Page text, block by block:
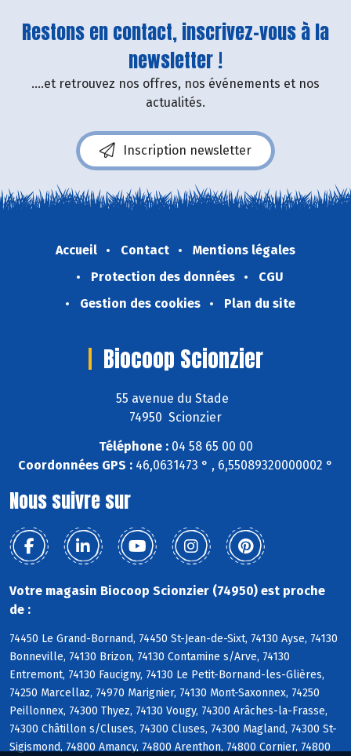
Restons en contact, inscrivez-vous à la
newsletter !
....et retrouvez nos offres, nos événements et nos
actualités.
Inscription newsletter
Accueil Contact
Mentions légales
Protection des données
CGU
Gestion des cookies
Plan du site
Biocoop Scionzier
55 avenue du Stade
74950 Scionzier
Téléphone :04 58 65 00 00
Coordonnées GPS : 46,0631473 ° , 6,55089320000002 °
Nous suivre sur
Votre magasin Biocoop Scionzier (74950) est proche
de :
74450 Le Grand-Bornand, 74450 St-Jean-de-Sixt, 74130 Ayse, 74130
Bonneville, 74130 Brizon, 74130 Contamine s/Arve, 74130
Entremont, 74130 Faucigny, 74130 Le Petit-Bornand-les-Glières,
74250 Marcellaz, 74970 Marignier, 74130 Mont-Saxonnex, 74250
Peillonnex, 74300 Thyez, 74130 Vougy, 74300 Arâches-la-Frasse,
74300 Châtillon s/Cluses, 74300 Cluses, 74300 Magland, 74300 St-
Sigismond, 74800 Amancy, 74800 Arenthon, 74800 Cornier, 74800